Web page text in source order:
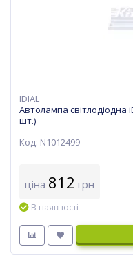
IDIAL
Автолампа світлодіодна
шт.)
Код: N1012499
ціна 812 грн
В наявності